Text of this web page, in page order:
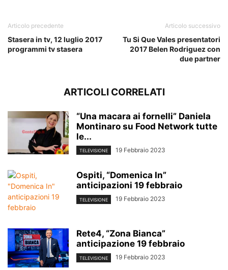
Articolo precedente
Stasera in tv, 12 luglio 2017
programmi tv stasera
Articolo successivo
Tu Si Que Vales presentatori
2017 Belen Rodriguez con
due partner
ARTICOLI CORRELATI
“Una macara ai fornelli” Daniela
Montinaro su Food Network tutte
le...
TELEVISIONE 19 Febbraio 2023
Ospiti, “Domenica In”
anticipazioni 19 febbraio
TELEVISIONE 19 Febbraio 2023
Rete4, “Zona Bianca”
anticipazione 19 febbraio
TELEVISIONE 19 Febbraio 2023